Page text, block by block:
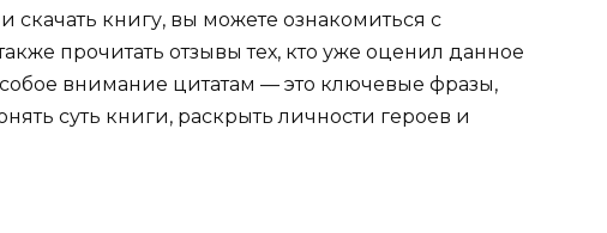
скачать книгу, вы можете ознакомиться с
прочитать отзывы тех, кто уже оценил данное
внимание цитатам — это ключевые фразы,
суть книги, раскрыть личности героев и